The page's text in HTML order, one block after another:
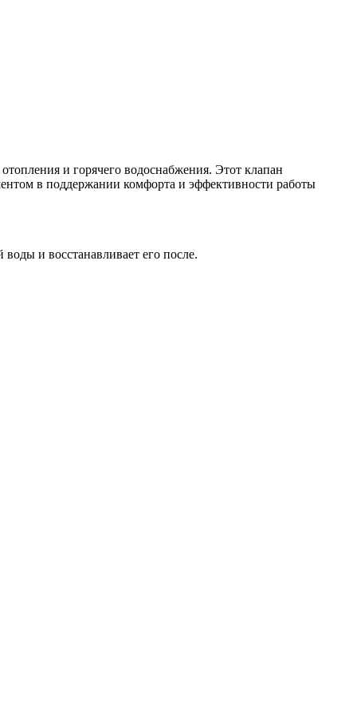
и горячего водоснабжения. Этот клапан
в поддержании комфорта и эффективности работы
и восстанавливает его после.